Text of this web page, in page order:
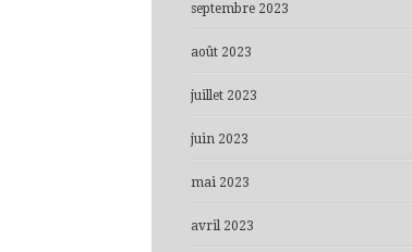
septembre 2023
août 2023
juillet 2023
juin 2023
mai 2023
avril 2023